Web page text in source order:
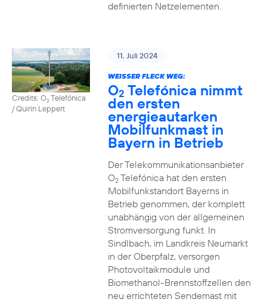
definierten Netzelementen.
Credits: O2Telefónica
/ Quirin Leppert
11. Juli 2024
WEISSER FLECK WEG:
O2 Telefónica nimmt
den ersten
energieautarken
Mobilfunkmast in
Bayern in Betrieb
Der Telekommunikationsanbieter
O2Telefónica hat den ersten
Mobilfunkstandort Bayerns in
Betrieb genommen, der komplett
unabhängig von der allgemeinen
Stromversorgung funkt. In
Sindlbach, im Landkreis Neumarkt
in der Oberpfalz, versorgen
Photovoltaikmodule und
Biomethanol-Brennstoffzellen den
neu errichteten Sendemast mit